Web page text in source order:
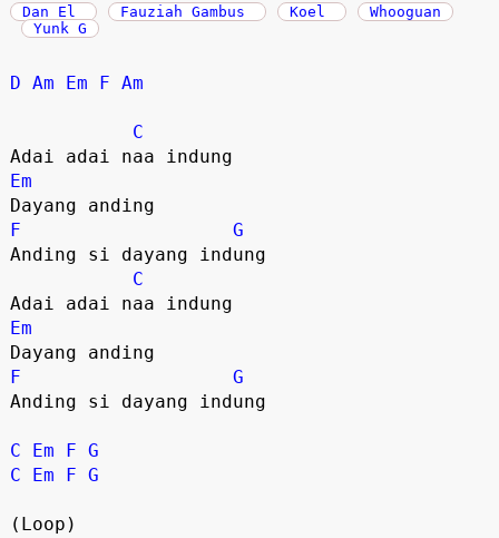
Dan El Fauziah Gambus Koel
Whooguan
Yunk G
D Am Em F Am
C
Em
F
G
Anding si dayang indung
C
Em
F
G
Anding si dayang indung
C Em F G
C
Em F G
(Loop)